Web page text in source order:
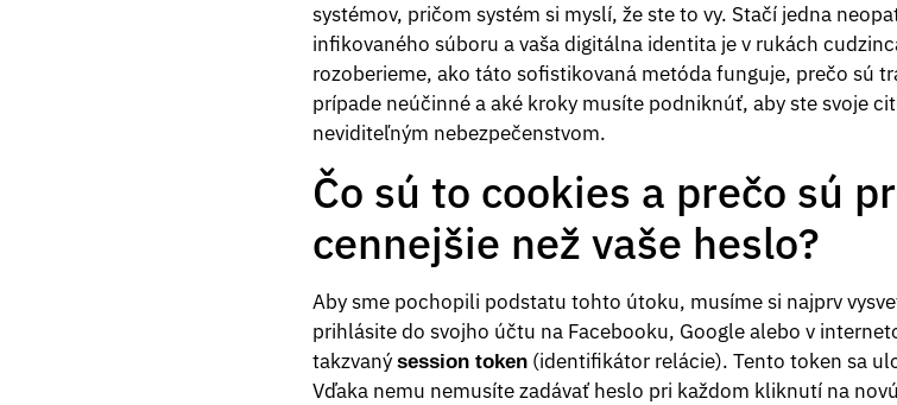
systémov, pričom systém si myslí, že ste to vy. Stačí jedna
infikovaného súboru a vaša digitálna identita je v rukách
rozoberieme, ako táto sofistikovaná metóda funguje, prečo sú
prípade neúčinné a aké kroky musíte podniknúť, aby ste svoje
neviditeľným nebezpečenstvom.
Čo sú to cookies a prečo sú
cennejšie než vaše heslo?
Aby sme pochopili podstatu tohto útoku, musíme si najprv
prihlásite do svojho účtu na Facebooku, Google alebo v
takzvaný session token(identifikátor relácie). Tento token sa
Vďaka nemu nemusíte zadávať heslo pri každom kliknutí na